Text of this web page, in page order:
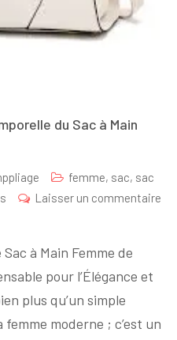
du Sac à Main
femme, sac, sac
Laisser un commentaire
à Main Femme de
pour l’Élégance et
plus qu’un simple
moderne ; c’est un